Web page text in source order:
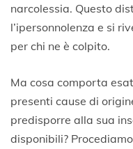
narcolessia. Questo
l’ipersonnolenza e si
per chi ne è colpito.
Ma cosa comporta
presenti cause di
predisporre alla sua
disponibili?